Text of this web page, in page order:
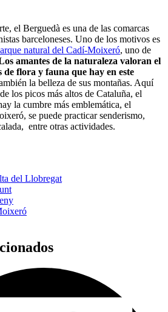
el Berguedà es una de las comarcas
barceloneses. Uno de los motivos es
natural del Cadí-Moixeró, uno de
amantes de la naturaleza valoran el
de flora y fauna que hay en este
la belleza de sus montañas. Aquí
los picos más altos de Cataluña, el
la cumbre más emblemática, el
se puede practicar senderismo,
entre otras actividades.
del Llobregat